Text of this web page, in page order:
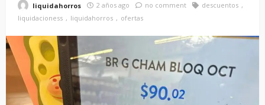
liquidahorros 2 años ago no comment
descuentos
liquidacioness
liquidahorros ofertas